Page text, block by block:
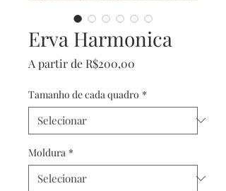
Erva Harmonica
A partir de R$200,00
Tamanho de cada quadro *
Moldura *